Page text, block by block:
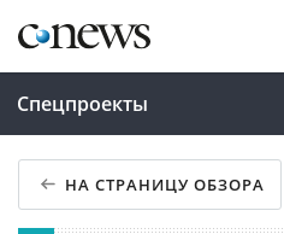
Спецпроекты
НА СТРАНИЦУ ОБЗОРА